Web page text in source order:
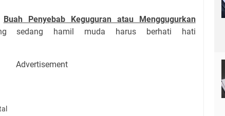
Buah Penyebab Keguguran atau Menggugurkan
sedang hamil muda harus berhati hati
Advertisement